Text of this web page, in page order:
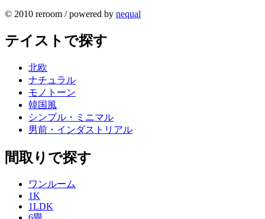
© 2010 reroom / powered by nequal
テイストで探す
北欧
ナチュラル
モノトーン
韓国風
シンプル・ミニマル
男前・インダストリアル
間取りで探す
ワンルーム
1K
1LDK